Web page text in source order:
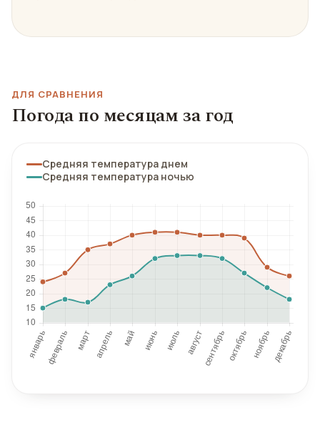
ДЛЯ СРАВНЕНИЯ
Погода по месяцам за год
Средняя температура днем
Средняя температура ночью